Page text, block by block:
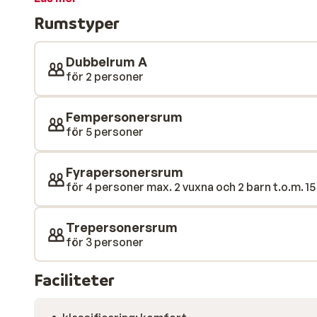
och senare njuta av en drink i hotellbaren. Du är
här!
Rumstyper
Dubbelrum A
för 2 personer
Fempersonersrum
för 5 personer
Fyrapersonersrum
för 4 personer max. 2 vuxna och 2 barn t.o.m.
Trepersonersrum
för 3 personer
Faciliteter